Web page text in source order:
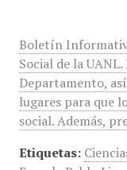
Boletín
Social de la
Departamento,
lugares para que
social. Además,
Etiquetas: